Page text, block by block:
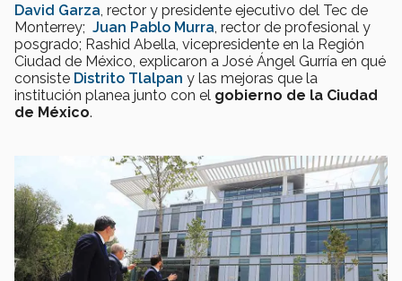
David Garza , rector y presidente ejecutivo del Tec de
Monterrey; Juan Pablo Murra , rector de profesional y
posgrado; Rashid Abella, vicepresidente en la Región
Ciudad de México, explicaron a José Ángel Gurría en qué
consiste Distrito Tlalpan y las mejoras que la
institución planea junto con el gobierno de la Ciudad
de México.